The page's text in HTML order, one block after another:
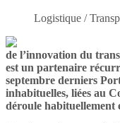
Logistique /
de l’innovation du
est un partenaire
septembre derniers
inhabituelles, liées au
déroule habituellement